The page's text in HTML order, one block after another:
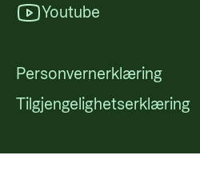
Youtube
Personvernerklæring
Tilgjengelighetserklæring